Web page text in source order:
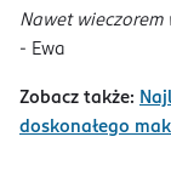
Nawet
- Ewa
Zobacz także:
doskonałego